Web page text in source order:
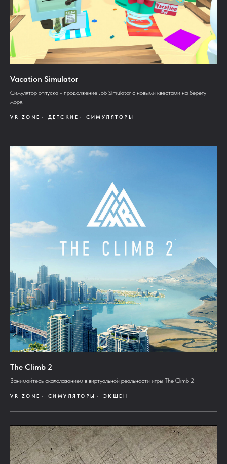
Vacation Simulator
Симулятор отпуска - продолжение Job Simulator с новыми квестами на берегу
моря.
VR ZONE ДЕТСКИЕ СИМУЛЯТОРЫ
The Climb 2
Занимайтесь скалолазанием в виртуальной реальности игры The Climb 2
VR ZONE СИМУЛЯТОРЫ ЭКШЕН